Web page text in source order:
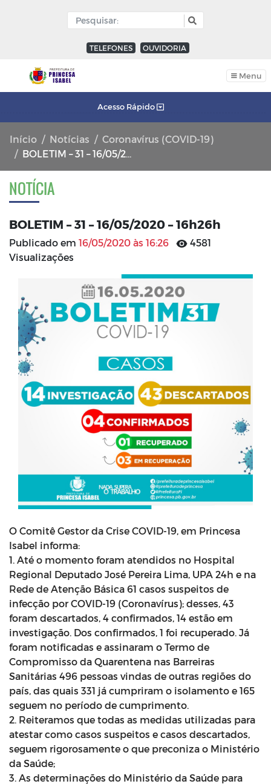
TELEFONES OUVIDORIA
Menu
Acesso Rápido
Início Notícias
Coronavírus (COVID-19)
BOLETIM – 31 – 16/05/2020 – 16h26h
NOTÍCIA
BOLETIM – 31 – 16/05/2020 – 16h26h
Publicado em 16/05/2020 às 16:26
4581
Visualizações
O Comitê Gestor da Crise COVID-19, em Princesa
Isabel informa:
1. Até o momento foram atendidos no Hospital
Regional Deputado José Pereira Lima, UPA 24h e na
Rede de Atenção Básica 61 casos suspeitos de
infecção por COVID-19 (Coronavírus); desses, 43
foram descartados, 4 confirmados, 14 estão em
investigação. Dos confirmados, 1 foi recuperado. Já
foram notificadas e assinaram o Termo de
Compromisso da Quarentena nas Barreiras
Sanitárias 496 pessoas vindas de outras regiões do
país, das quais 331 já cumpriram o isolamento e 165
seguem no período de cumprimento.
2. Reiteramos que todas as medidas utilizadas para
atestar como casos suspeitos e casos descartados,
seguem rigorosamente o que preconiza o Ministério
da Saúde;
3. As determinações do Ministério da Saúde para